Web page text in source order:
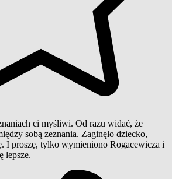
ci myśliwi. Od razu widać, że
sobą zeznania. Zaginęło dziecko,
I proszę, tylko wymieniono Rogacewicza i
lepsze.